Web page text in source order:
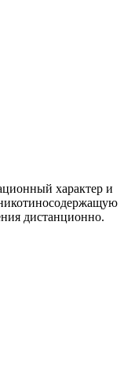
характер и
дистанционно.